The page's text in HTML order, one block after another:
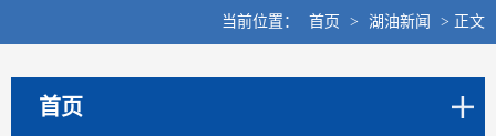
当前位置： 首页 > 湖油新闻 > 正文
首页